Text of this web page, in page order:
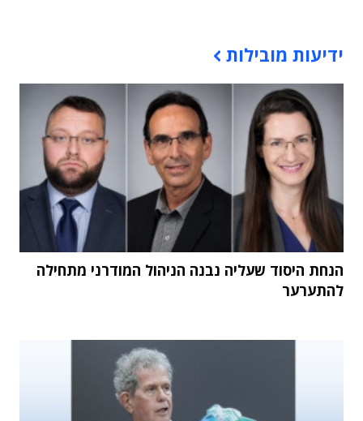
ידיעות מובילות
הנחת היסוד שעליה נבנה הניהול המודרני מתחילה
להתערער